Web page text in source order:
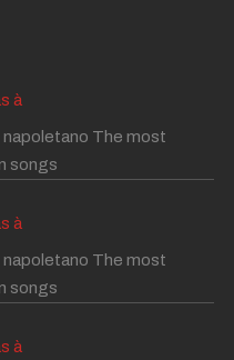
à
The most
songs
à
The most
songs
à